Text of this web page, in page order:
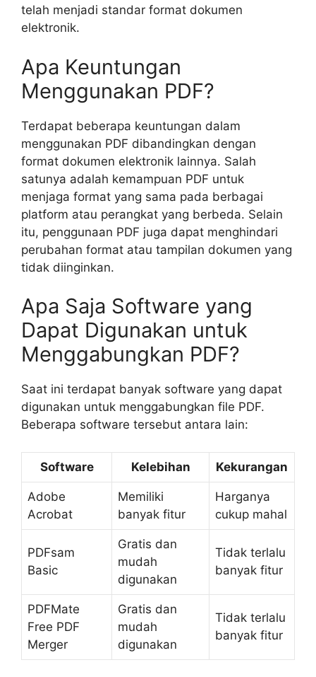
telah menjadi standar format dokumen
elektronik.
Apa Keuntungan
Menggunakan PDF?
Terdapat beberapa keuntungan dalam
menggunakan PDF dibandingkan dengan
format dokumen elektronik lainnya. Salah
satunya adalah kemampuan PDF untuk
menjaga format yang sama pada berbagai
platform atau perangkat yang berbeda. Selain
itu, penggunaan PDF juga dapat menghindari
perubahan format atau tampilan dokumen yang
tidak diinginkan.
Apa Saja Software yang
Dapat Digunakan untuk
Menggabungkan PDF?
Saat ini terdapat banyak software yang dapat
digunakan untuk menggabungkan file PDF.
Beberapa software tersebut antara lain:
Software Kelebihan Kekurangan
Adobe
Acrobat
Memiliki
banyak fitur
Harganya
cukup mahal
PDFsam
Basic
Gratis dan
mudah
digunakan
Tidak terlalu
banyak fitur
PDFMate
Free PDF
Merger
Gratis dan
mudah
digunakan
Tidak terlalu
banyak fitur